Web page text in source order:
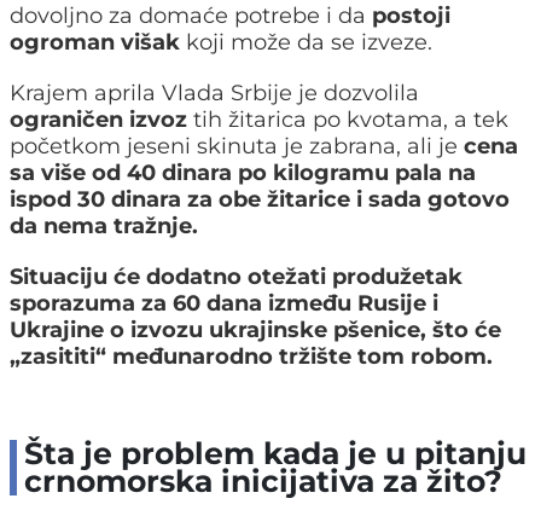
dovoljno za domaće potrebe i da postoji
ogroman višak koji može da se izveze.
Krajem aprila Vlada Srbije je dozvolila
ograničen izvoz tih žitarica po kvotama, a tek
početkom jeseni skinuta je zabrana, ali je cena
sa više od 40 dinara po kilogramu pala na
ispod 30 dinara za obe žitarice i sada gotovo
da nema tražnje.
Situaciju će dodatno otežati produžetak
sporazuma za 60 dana između Rusije i
Ukrajine o izvozu ukrajinske pšenice, što će
„zasititi“ međunarodno tržište tom robom.
Šta je problem kada je u pitanju
crnomorska inicijativa za žito?